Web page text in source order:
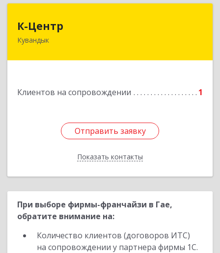
К-Центр
Кувандык
Клиентов на сопровождении 1
Отправить заявку
Показать контакты
462243, Оренбургская обл, Кувандыкский р-н,
Отправить заявку
Назад
При выборе фирмы-франчайзи в Гае,
обратите внимание на:
Количество клиентов (договоров ИТС)
на сопровождении у партнера фирмы 1С.